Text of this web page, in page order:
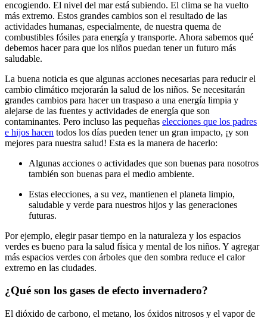
encogiendo. El nivel del mar está subiendo. El clima se ha vuelto
más extremo. Estos grandes cambios son el resultado de las
actividades humanas, especialmente, de nuestra quema de
combustibles fósiles para energía y transporte. Ahora sabemos qué
debemos hacer para que los niños puedan tener un futuro más
saludable.
La buena noticia es que algunas acciones necesarias para reducir el
cambio climático mejorarán la salud de los niños. Se necesitarán
grandes cambios para hacer un traspaso a una energía limpia y
alejarse de las fuentes y actividades de energía que son
contaminantes. Pero incluso las pequeñas elecciones que los padres
e hijos hacen todos los días pueden tener un gran impacto, ¡y son
mejores para nuestra salud! Esta es la manera de hacerlo:
Algunas acciones o actividades que son buenas para nosotros
también son buenas para el medio ambiente.
Estas elecciones, a su vez, mantienen el planeta limpio,
saludable y verde para nuestros hijos y las generaciones
futuras.
Por ejemplo, elegir pasar tiempo en la naturaleza y los espacios
verdes es bueno para la salud física y mental de los niños. Y agregar
más espacios verdes con árboles que den sombra reduce el calor
extremo en las ciudades.
¿Qué son los gases de efecto invernadero?
El dióxido de carbono, el metano, los óxidos nitrosos y el vapor de